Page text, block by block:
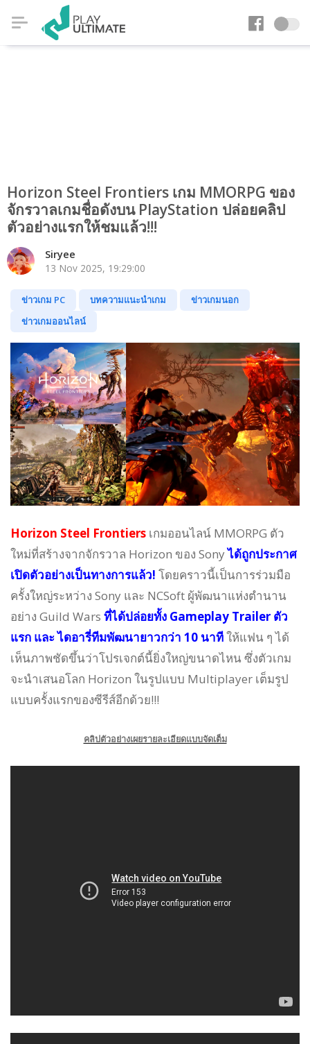
Horizon Steel Frontiers เกม MMORPG ของ
จักรวาลเกมชื่อดังบน PlayStation ปล่อยคลิป
ตัวอย่างแรกให้ชมแล้ว!!!
Siryee
13 Nov 2025, 19:29:00
ข่าวเกม PC บทความแนะนำเกม
ข่าวเกมนอก
ข่าวเกมออนไลน์
Horizon Steel Frontiers เกมออนไลน์ MMORPG ตัว
ใหม่ที่สร้างจากจักรวาล Horizon ของ Sonyได้ถูกประกาศ
เปิดตัวอย่างเป็นทางการแล้ว! โดยคราวนี้เป็นการร่วมมือ
ครั้งใหญ่ระหว่าง Sony และ NCSoft ผู้พัฒนาแห่งตำนาน
อย่าง Guild Wars ที่ได้ปล่อยทั้ง Gameplay Trailer ตัว
แรก และ ไดอารี่ทีมพัฒนายาวกว่า 10 นาทีให้แฟน ๆ ได้
เห็นภาพชัดขึ้นว่าโปรเจกต์นี้ยิ่งใหญ่ขนาดไหน ซึ่งตัวเกม
จะนำเสนอโลก Horizon ในรูปแบบ Multiplayer เต็มรูป
แบบครั้งแรกของซีรีส์อีกด้วย!!!
คลิปตัวอย่างเผยรายละเอียดแบบจัดเต็ม